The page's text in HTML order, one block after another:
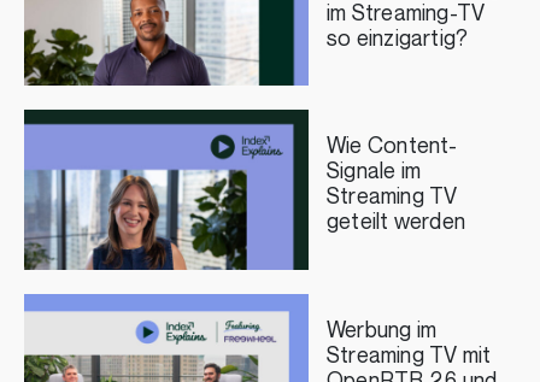
im Streaming-TV
so einzigartig?
Wie Content-
Signale im
Streaming TV
geteilt werden
Werbung im
Streaming TV mit